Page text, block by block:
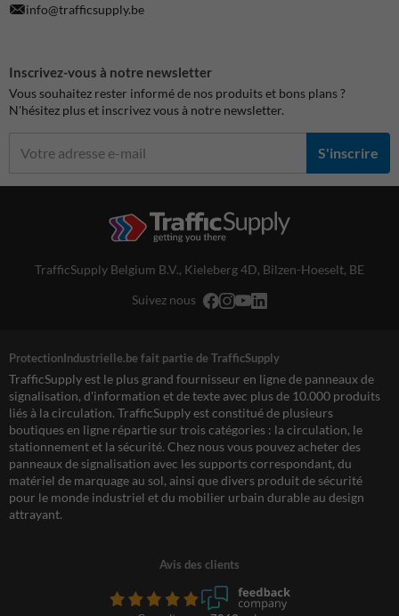
info@trafficsupply.be
Inscrivez-vous à notre newsletter
Vous souhaitez rester informé de nos produits et bons plans ?
N'hésitez plus et inscrivez vous à notre newsletter.
S'inscrire
TrafficSupply Belgium B.V., Kieleberg 4D, Bilzen-Hoeselt, BE
Suivez nous
ProtectionIndustrielle.be fait partie de TrafficSupply
TrafficSupply est le plus grand fournisseur en ligne de panneaux de
signalisation, d'information et de texte avec plus de 10.000 produits
liés à la circulation. TrafficSupply est constitué de plusieurs
boutiques en ligne répartie sur trois catégories : la circulation, le
stationnement et la sécurité. Chez nous vous pouvez acheter des
panneaux de signalisation avec les supports correspondant, du
matériel de marquage au sol, ainsi que divers produit de sécurité
pour le monde industriel et du mobilier urbain durable au design
attrayant.
Avis des clients